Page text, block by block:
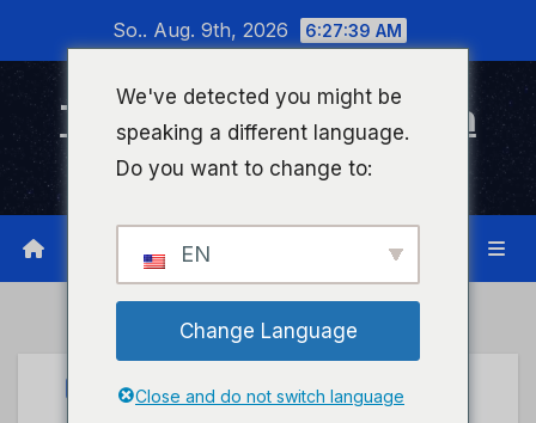
wechseln
So.. Aug. 9th, 2026 6:27:40 AM
Timeline Bad Kreuznach
Infonetzwerk für Bad Kreuznach
UNCATEGORIZED
We've detected you might be
speaking a different language.
Do you want to change to:
EN
Change Language
Close and do not switch language